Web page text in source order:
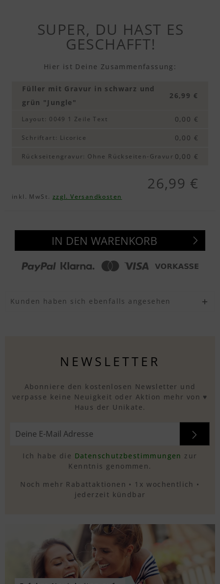
SUPER, DU HAST ES
GESCHAFFT!
Hier ist Deine Zusammenfassung:
Füller mit Gravur in schwarz und
grün "Jungle"
26,99 €
Layout: 0049 1 Zeile Text 0,00 €
Schriftart: Licorice 0,00 €
Rückseitengravur: Ohne Rückseiten-Gravur 0,00 €
26,99 €
inkl. MwSt. zzgl. Versandkosten
IN DEN WARENKORB
Kunden haben sich ebenfalls angesehen
NEWSLETTER
Abonniere den kostenlosen Newsletter und
verpasse keine Neuigkeit oder Aktion mehr von ♥
Haus der Unikate.
Ich habe die Datenschutzbestimmungen zur
Kenntnis genommen.
Noch mehr Rabattaktionen • 1x wochentlich •
jederzeit kündbar